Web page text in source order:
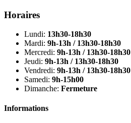
Horaires
Lundi: 13h30-18h30
Mardi: 9h-13h / 13h30-18h30
Mercredi: 9h-13h / 13h30-18h30
Jeudi: 9h-13h / 13h30-18h30
Vendredi: 9h-13h / 13h30-18h30
Samedi: 9h-15h00
Dimanche: Fermeture
Informations